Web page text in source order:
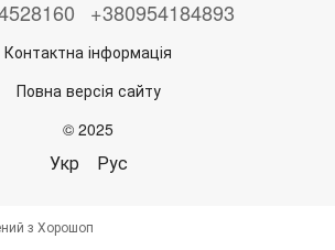
+380954184893
Контактна інформація
Повна версія сайту
© 2025
Укр Рус
з Хорошоп